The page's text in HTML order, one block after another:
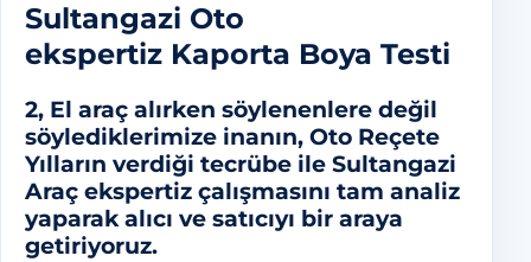
Sultangazi Oto
ekspertiz Kaporta Boya Testi
2, El araç alırken söylenenlere değil
söylediklerimize inanın, Oto Reçete
Yılların verdiği tecrübe ile Sultangazi
Araç ekspertiz çalışmasını tam analiz
yaparak alıcı ve satıcıyı bir araya
getiriyoruz.